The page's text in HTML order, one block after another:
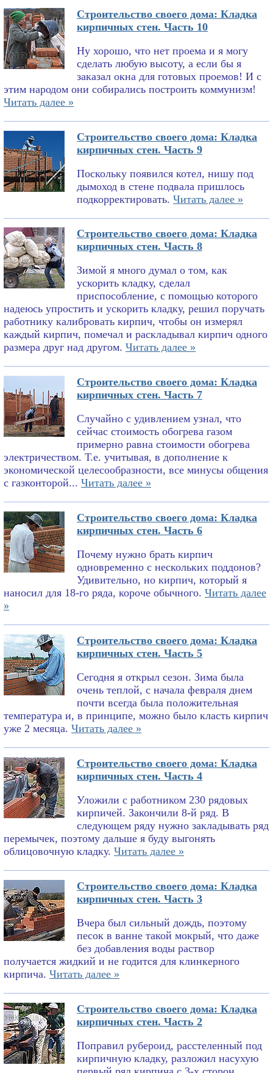
Строительство своего дома: Кладка
кирпичных стен. Часть 10
Ну хорошо, что нет проема и я могу
сделать любую высоту, а если бы я
заказал окна для готовых проемов! И с
этим народом они собирались построить коммунизм!
Читать далее »
Строительство своего дома: Кладка
кирпичных стен. Часть 9
Поскольку появился котел, нишу под
дымоход в стене подвала пришлось
подкорректировать. Читать далее »
Строительство своего дома: Кладка
кирпичных стен. Часть 8
Зимой я много думал о том, как
ускорить кладку, сделал
приспособление, с помощью которого
надеюсь упростить и ускорить кладку, решил поручать
работнику калибровать кирпич, чтобы он измерял
каждый кирпич, помечал и раскладывал кирпич одного
размера друг над другом. Читать далее »
Строительство своего дома: Кладка
кирпичных стен. Часть 7
Случайно с удивлением узнал, что
сейчас стоимость обогрева газом
примерно равна стоимости обогрева
электричеством. Т.е. учитывая, в дополнение к
экономической целесообразности, все минусы общения
с газконторой... Читать далее »
Строительство своего дома: Кладка
кирпичных стен. Часть 6
Почему нужно брать кирпич
одновременно с нескольких поддонов?
Удивительно, но кирпич, который я
наносил для 18-го ряда, короче обычного. Читать далее
»
Строительство своего дома: Кладка
кирпичных стен. Часть 5
Сегодня я открыл сезон. Зима была
очень теплой, с начала февраля днем
почти всегда была положительная
температура и, в принципе, можно было класть кирпич
уже 2 месяца. Читать далее »
Строительство своего дома: Кладка
кирпичных стен. Часть 4
Уложили с работником 230 рядовых
кирпичей. Закончили 8-й ряд. В
следующем ряду нужно закладывать ряд
перемычек, поэтому дальше я буду выгонять
облицовочную кладку. Читать далее »
Строительство своего дома: Кладка
кирпичных стен. Часть 3
Вчера был сильный дождь, поэтому
песок в ванне такой мокрый, что даже
без добавления воды раствор
получается жидкий и не годится для клинкерного
кирпича. Читать далее »
Строительство своего дома: Кладка
кирпичных стен. Часть 2
Поправил рубероид, расстеленный под
кирпичную кладку, разложил насухую